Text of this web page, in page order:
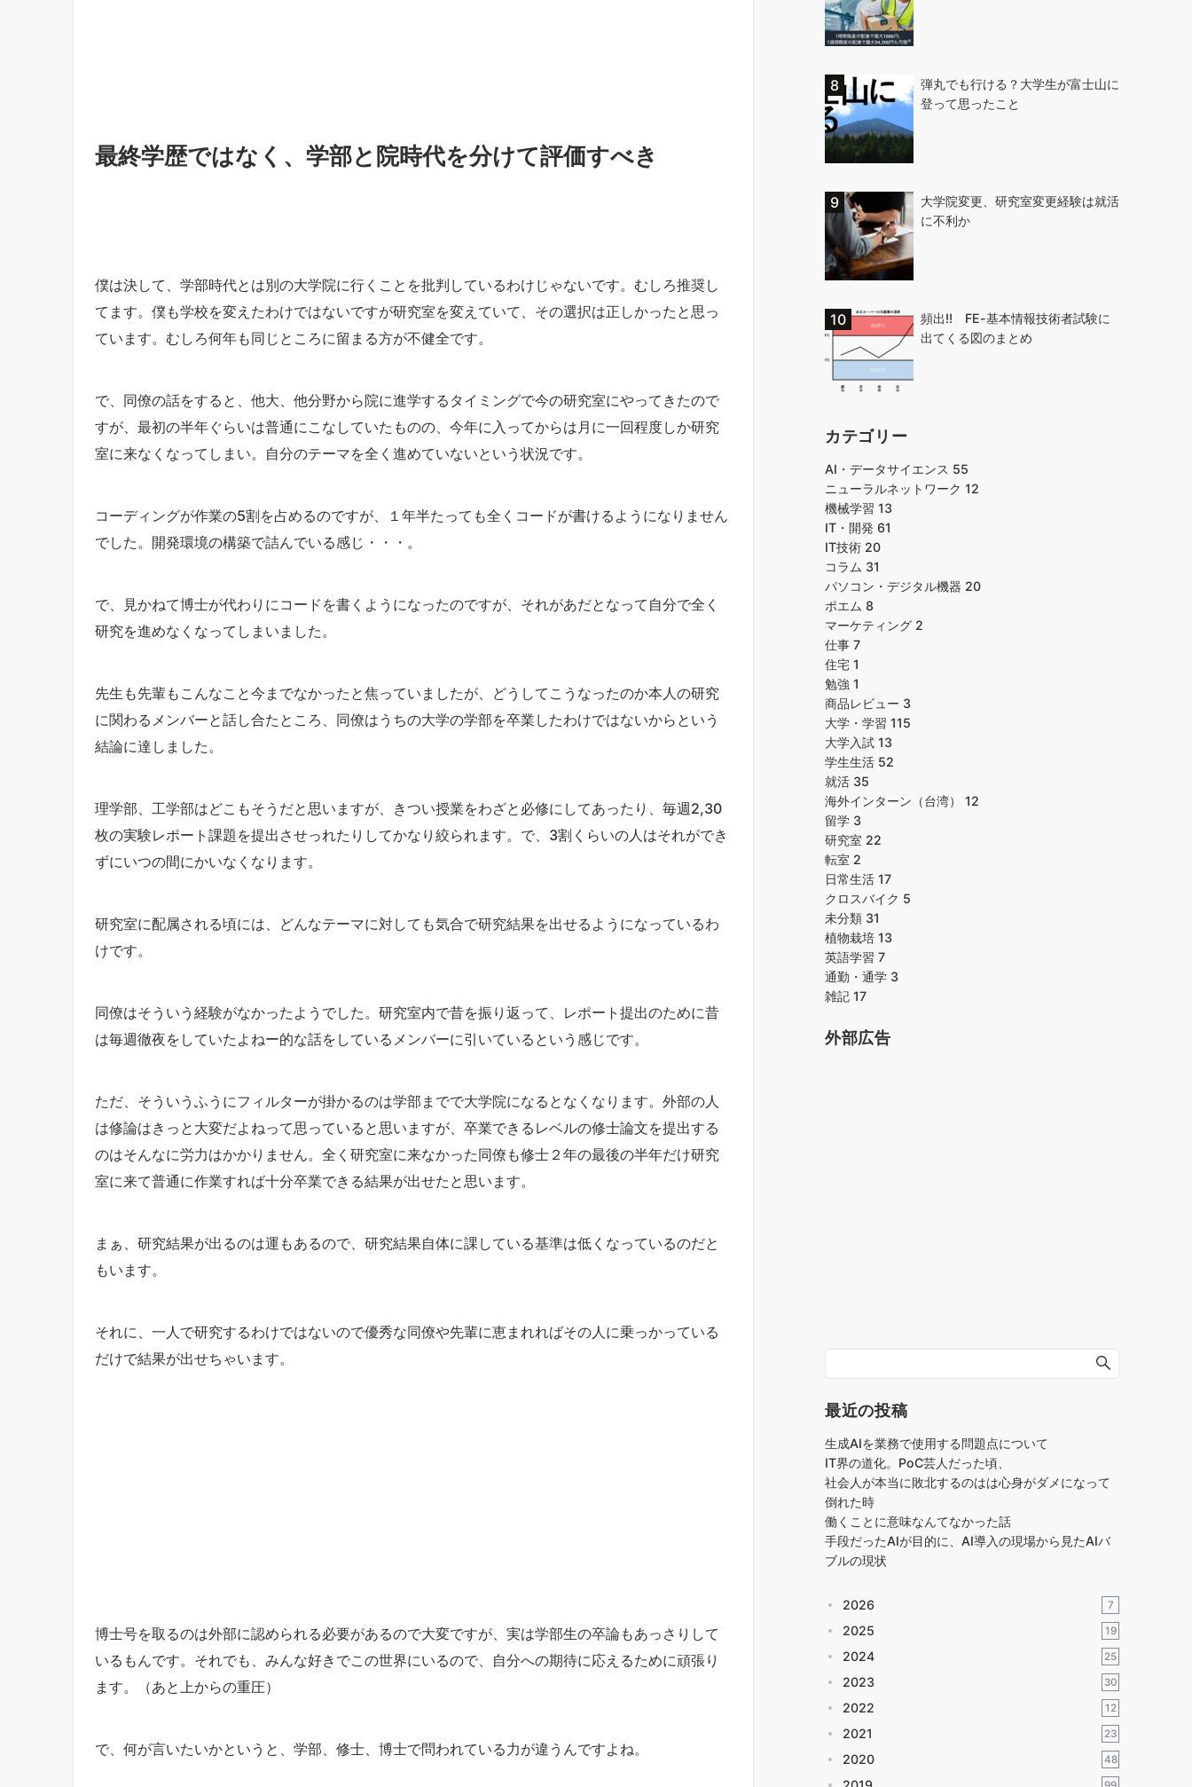
最終学歴ではなく、学部と院時代を分けて評価すべき
僕は決して、学部時代とは別の大学院に行くことを批判しているわけじゃないです。むしろ推奨し
てます。僕も学校を変えたわけではないですが研究室を変えていて、その選択は正しかったと思っ
ています。むしろ何年も同じところに留まる方が不健全です。
で、同僚の話をすると、他大、他分野から院に進学するタイミングで今の研究室にやってきたので
すが、最初の半年ぐらいは普通にこなしていたものの、今年に入ってからは月に一回程度しか研究
室に来なくなってしまい。自分のテーマを全く進めていないという状況です。
コーディングが作業の5割を占めるのですが、１年半たっても全くコードが書けるようになりません
でした。開発環境の構築で詰んでいる感じ・・・。
で、見かねて博士が代わりにコードを書くようになったのですが、それがあだとなって自分で全く
研究を進めなくなってしまいました。
先生も先輩もこんなこと今までなかったと焦っていましたが、どうしてこうなったのか本人の研究
に関わるメンバーと話し合たところ、同僚はうちの大学の学部を卒業したわけではないからという
結論に達しました。
理学部、工学部はどこもそうだと思いますが、きつい授業をわざと必修にしてあったり、毎週2,30
枚の実験レポート課題を提出させっれたりしてかなり絞られます。で、3割くらいの人はそれができ
ずにいつの間にかいなくなります。
研究室に配属される頃には、どんなテーマに対しても気合で研究結果を出せるようになっているわ
けです。
同僚はそういう経験がなかったようでした。研究室内で昔を振り返って、レポート提出のために昔
は毎週徹夜をしていたよねー的な話をしているメンバーに引いているという感じです。
ただ、そういうふうにフィルターが掛かるのは学部までで大学院になるとなくなります。外部の人
は修論はきっと大変だよねって思っていると思いますが、卒業できるレベルの修士論文を提出する
のはそんなに労力はかかりません。全く研究室に来なかった同僚も修士２年の最後の半年だけ研究
室に来て普通に作業すれば十分卒業できる結果が出せたと思います。
まぁ、研究結果が出るのは運もあるので、研究結果自体に課している基準は低くなっているのだと
もいます。
それに、一人で研究するわけではないので優秀な同僚や先輩に恵まれればその人に乗っかっている
だけで結果が出せちゃいます。
博士号を取るのは外部に認められる必要があるので大変ですが、実は学部生の卒論もあっさりして
いるもんです。それでも、みんな好きでこの世界にいるので、自分への期待に応えるために頑張り
ます。（あと上からの重圧）
で、何が言いたいかというと、学部、修士、博士で問われている力が違うんですよね。
弾丸でも行ける？大学生が富士山に
登って思ったこと
大学院変更、研究室変更経験は就活
に不利か
頻出!! FE-基本情報技術者試験に
出てくる図のまとめ
カテゴリー
AI・データサイエンス 55
ニューラルネットワーク 12
機械学習 13
IT・開発 61
IT技術 20
コラム 31
パソコン・デジタル機器 20
ポエム 8
マーケティング 2
仕事 7
住宅 1
勉強 1
商品レビュー 3
大学・学習 115
大学入試 13
学生生活 52
就活 35
海外インターン（台湾） 12
留学 3
研究室 22
転室 2
日常生活 17
クロスバイク 5
未分類 31
植物栽培 13
英語学習 7
通勤・通学 3
雑記 17
外部広告
最近の投稿
生成AIを業務で使用する問題点について
IT界の道化。PoC芸人だった頃、
社会人が本当に敗北するのはは心身がダメになって
倒れた時
働くことに意味なんてなかった話
手段だったAIが目的に、AI導入の現場から見たAIバ
ブルの現状
2026 7
2025 19
2024 25
2023 30
2022 12
2021 23
2020 48